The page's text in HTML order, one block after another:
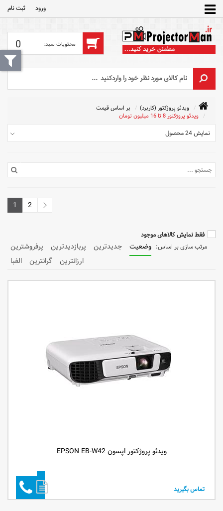
ورود ثبت‌ نام
0
ویدئو پروژکتور (کاربرد)
بر اساس قیمت
ویدئو پروژکتور 8 تا 16 میلیون تومان
نمایش 24 محصول
1 2
فقط نمایش کالاهای موجود
وضعیت جدیدترین پربازدیدترین
پرفروشترین
ارزانترین
گرانترین الفبا
ویدئو پروژکتور اپسون EPSON EB-W42
تماس بگیرید